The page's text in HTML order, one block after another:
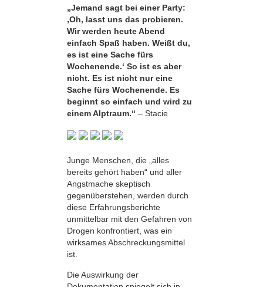
„Jemand sagt bei einer Party:
‚Oh, lasst uns das probieren.
Wir werden heute Abend
einfach Spaß haben. Weißt du,
es ist eine Sache fürs
Wochenende.‘ So ist es aber
nicht. Es ist nicht nur eine
Sache fürs Wochenende. Es
beginnt so einfach und wird zu
einem Alptraum.“ – Stacie
Junge Menschen, die „alles
bereits gehört haben“ und aller
Angstmache skeptisch
gegenüberstehen, werden durch
diese Erfahrungsberichte
unmittelbar mit den Gefahren von
Drogen konfrontiert, was ein
wirksames Abschreckungsmittel
ist.
Die Auswirkung der